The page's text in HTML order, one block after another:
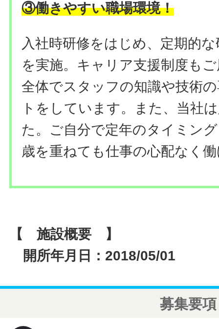
③働きやすい職場環境！
入社時研修をはじめ、定期的
を実施。キャリア支援制度も
全体でスタッフの知識や技術
トをしています。また、当社
た。ご自分で定年のタイミン
歳を重ねても仕事の心配なく
【 施設概要 】
開所年月日：2018/05/01
募集要項